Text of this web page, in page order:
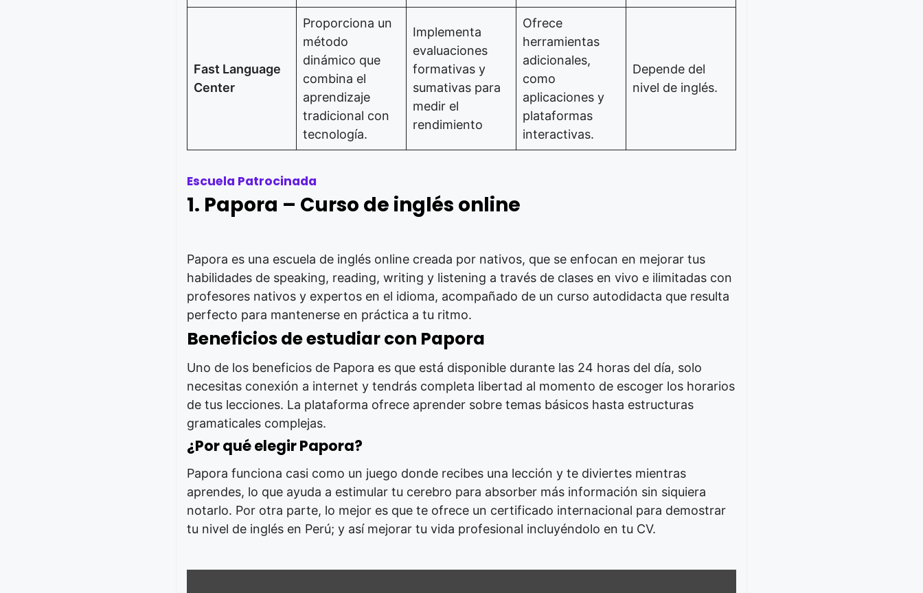
Fast Language
Center
Proporciona un
método
dinámico que
combina el
aprendizaje
tradicional con
tecnología.
Implementa
evaluaciones
formativas y
sumativas para
medir el
rendimiento
Ofrece
herramientas
adicionales,
como
aplicaciones y
plataformas
interactivas.
Depende del
nivel de inglés.
Escuela Patrocinada
1. Papora – Curso de inglés online
Papora es una escuela de inglés online creada por nativos, que se enfocan en mejorar tus
habilidades de speaking, reading, writing y listening a través de clases en vivo e ilimitadas con
profesores nativos y expertos en el idioma, acompañado de un curso autodidacta que resulta
perfecto para mantenerse en práctica a tu ritmo.
Beneficios de estudiar con Papora
Uno de los beneficios de Papora es que está disponible durante las 24 horas del día, solo
necesitas conexión a internet y tendrás completa libertad al momento de escoger los horarios
de tus lecciones. La plataforma ofrece aprender sobre temas básicos hasta estructuras
gramaticales complejas.
¿Por qué elegir Papora?
Papora funciona casi como un juego donde recibes una lección y te diviertes mientras
aprendes, lo que ayuda a estimular tu cerebro para absorber más información sin siquiera
notarlo. Por otra parte, lo mejor es que te ofrece un certificado internacional para demostrar
tu nivel de inglés en Perú; y así mejorar tu vida profesional incluyéndolo en tu CV.